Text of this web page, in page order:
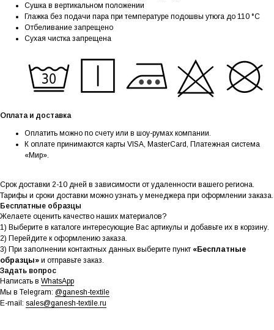
Сушка в вертикальном положении
Глажка без подачи пара при температуре подошвы утюга до 110 °C
Отбеливание запрещено
Сухая чистка запрещена
Оплата и доставка
Оплатить можно по счету или в шоу-румах компании.
К оплате принимаются карты VISA, MasterCard, Платежная система
«Мир».
Срок доставки 2-10 дней в зависимости от удаленности вашего региона.
Тарифы и сроки доставки можно узнать у менеджера при оформлении заказа.
Бесплатные образцы
Желаете оценить качество наших материалов?
1) Выберите в каталоге интересующие Вас артикулы и добавьте их в корзину.
2) Перейдите к оформлению заказа.
3) При заполнении контактных данных выберите пункт «Бесплатные
образцы» и отправьте заказ.
Задать вопрос
Написать в WhatsApp
Мы в Telegram: @ganesh-textile
E-mail: sales@ganesh-textile.ru